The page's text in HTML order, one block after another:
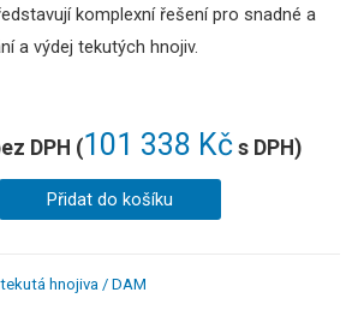
DPH (101 338 Kč s DPH)
komplexní řešení pro snadné a
a výdej tekutých hnojiv.
Přidat do košíku
hnojiva / DAM